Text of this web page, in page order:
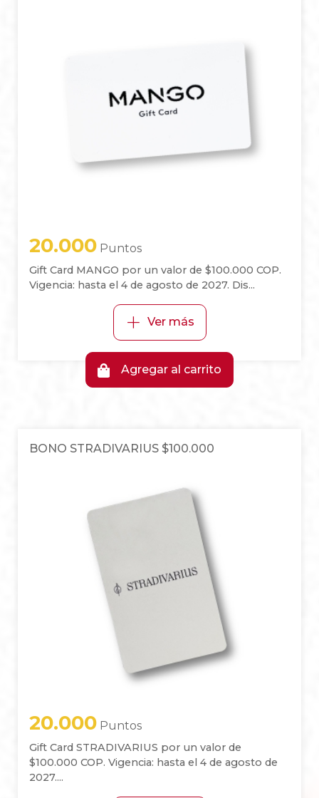
20.000 Puntos
Gift Card MANGO por un valor de $100.000 COP.
Vigencia: hasta el 4 de agosto de 2027. Dis...
+ Ver más
Agregar al carrito
BONO STRADIVARIUS $100.000
20.000 Puntos
Gift Card STRADIVARIUS por un valor de
$100.000 COP. Vigencia: hasta el 4 de agosto de
2027....